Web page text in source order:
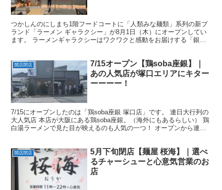
つかしんのにしまち1階フードコートに「人類みな麺類」系列の新ブ
ランド「ラーメン ギャラクシー」が8月1日（木）にオープンしてい
ます。 ラーメンギャラクシーはワクワクと感動をお届けする「銀河
開店閉店
7/15オープン【鶏soba座銀】｜
あの人気店が塚口エリアにキター
ーーーー！
7/15にオープンしたのは「鶏soba座銀 塚口店」です。 連日大行列の
大人気店 本店が大阪にある鶏soba座銀。（海外にもあるらしい） 鶏
白湯ラーメンで見た目が映えるのも人気の一つ！ オープンから連日
開店閉店
5月下旬閉店【麺屋 桜海】｜選べ
るチャーシューと心意気営業のお
店